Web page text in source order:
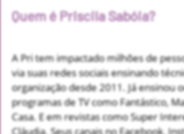
Quem é Priscila Sabóia?
A Pri tem impactado milhões de
via suas redes sociais ensinando
organização desde 2011. Já ensinou
programas de TV como Fantástico,
Casa. E em revistas como Super